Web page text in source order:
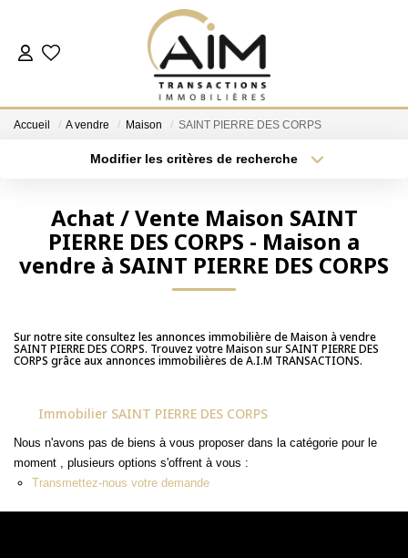
ACHETER
Les Agences
Notre Équipe
Nos Témoignages
Nos Partenaires
CONTACT
Accueil A vendre Maison SAINT PIERRE DES CORPS
Modifier les critères de recherche
Surface min Budget max
Plus de critères Créer une alerte
Achat / Vente Maison SAINT
PIERRE DES CORPS - Maison a
vendre à SAINT PIERRE DES CORPS
Sur notre site consultez les annonces immobilière de Maison à vendre
SAINT PIERRE DES CORPS. Trouvez votre Maison sur SAINT PIERRE DES
CORPS grâce aux annonces immobilières de A.I.M TRANSACTIONS.
Immobilier SAINT PIERRE DES CORPS
Nous n'avons pas de biens à vous proposer dans la catégorie pour le
moment , plusieurs options s'offrent à vous :
Transmettez-nous votre demande